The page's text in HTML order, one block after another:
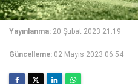
Yayınlanma: 20 Şubat 2023 21:19
Güncelleme: 02 Mayıs 2023 06:54